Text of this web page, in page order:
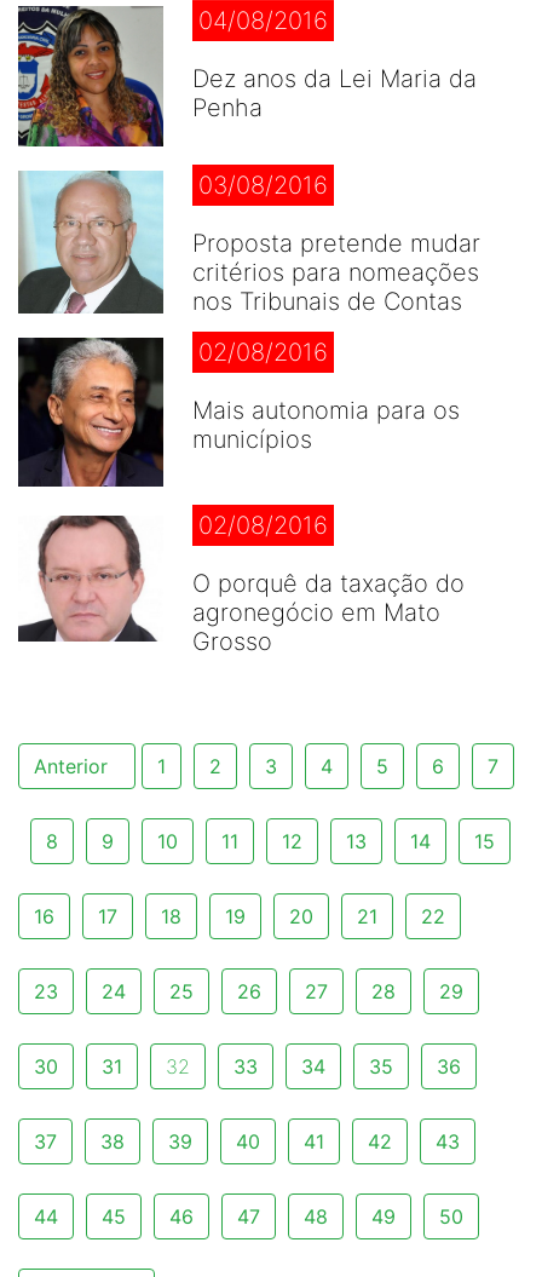
04/08/2016
Dez anos da Lei Maria da
Penha
03/08/2016
Proposta pretende mudar
critérios para nomeações
nos Tribunais de Contas
02/08/2016
Mais autonomia para os
municípios
02/08/2016
O porquê da taxação do
agronegócio em Mato
Grosso
Anterior 1 2 3 4 5 6 7
8 9 10 11 12 13 14 15
16 17 18 19 20 21 22
23 24 25 26 27 28 29
30 31 32 33 34 35 36
37 38 39 40 41 42 43
44 45 46 47 48 49 50